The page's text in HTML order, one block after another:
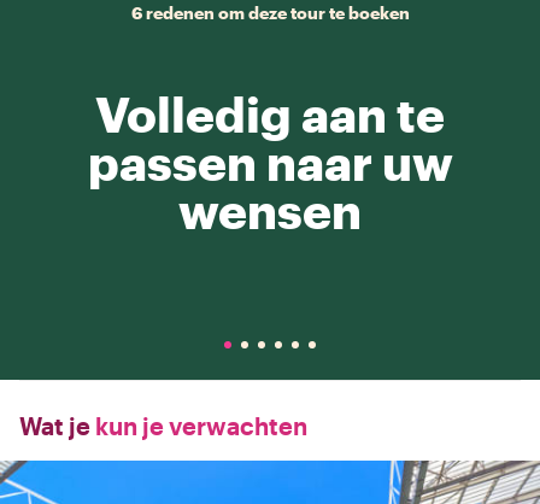
6 redenen om deze tour te boeken
Volledig aan te
passen naar uw
wensen
Wat je kun je verwachten